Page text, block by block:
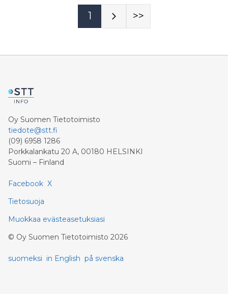
naapuriyhteisöllisyyden edistämisessä. Commu on
sovellus, joka yhdistää avun tarvitsijat ja auttajat
1 >>
Oy Suomen Tietotoimisto
tiedote@stt.fi
(09) 6958 1286
Porkkalankatu 20 A, 00180 HELSINKI
Suomi – Finland
Facebook X
Tietosuoja
Muokkaa evästeasetuksiasi
© Oy Suomen Tietotoimisto 2026
suomeksi in English på svenska